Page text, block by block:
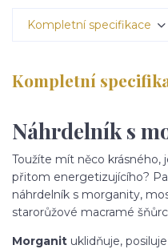
Kompletní specifikace
Kompletní
Náhrdelník s
Toužíte mít něco
přitom energetizujícího?
náhrdelník s morganity,
starorůžové macramé
Morganit uklidňuje,